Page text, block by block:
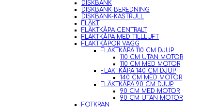
DISKBÄNK
DISKBÄNK-BEREDNING
DISKBÄNK-KASTRULL
FLÄKT
FLÄKTKÅPA CENTRALT
FLÄKTKÅPA MED TILLLUFT
FLÄKTKÅPOR VÄGG
FLÄKTKÅPA 110 CM DJUP
110 CM UTAN MOTOR
110 CM MED MOTOR
FLÄKTKÅPA 140 CM DJUP
140 CM MED MOTOR
FLÄKTKÅPA 90 CM DJUP
90 CM MED MOTOR
90 CM UTAN MOTOR
FOTKRAN